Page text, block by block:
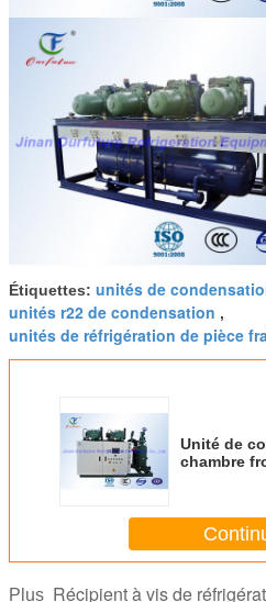
Étiquettes: unités de
unités r22 de condensation ,
unités de réfrigération de pièce
Unité de
chambre
Plus Récipient à vis de